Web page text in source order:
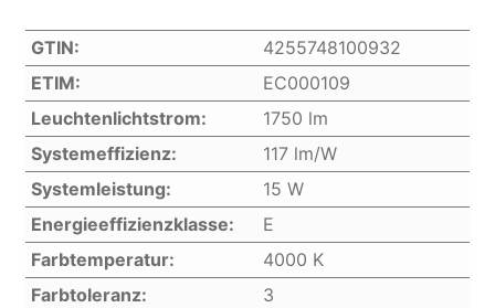
GTIN:
4255748100932
ETIM:
EC000109
Leuchtenlichtstrom:
1750 lm
Systemeffizienz:
117 lm/W
Systemleistung:
15 W
Energieeffizienzklasse:
E
Farbtemperatur:
4000 K
Farbtoleranz:
3